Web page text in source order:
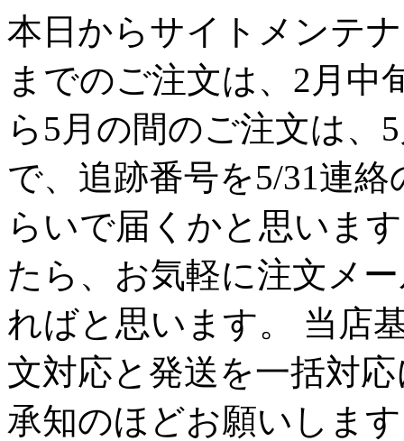
本日からサイトメンテ
までのご注文は、2月中
ら5月の間のご注文は、
で、追跡番号を5/31連
らいで届くかと思いま
たら、お気軽に注文メ
ればと思います。 当店
文対応と発送を一括対
承知のほどお願いしま